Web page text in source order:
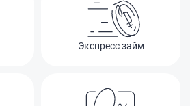
платите. Такое
клиентов
деньги на
услугах. В
связываться!
Экспресс займ